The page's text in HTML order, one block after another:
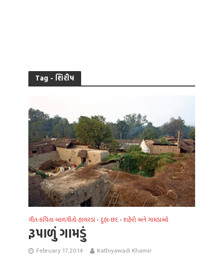
Tag - શિરીષ
ગીત-કવિતા-બાળગીતો-હાલરડાં • દુહા-છંદ • શહેરો અને ગામડાઓ
રૂપાળું ગામડું
February 17, 2014 Kathiyawadi Khamir